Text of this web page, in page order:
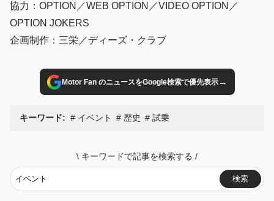
協力：OPTION／WEB OPTION／VIDEO OPTION／
OPTION JOKERS
企画制作：三栄／ディーズ・クラブ
Motor Fan のニュースをGoogle検索で優先表示→
キーワード: イベント 歴史 試乗
\ キーワードで記事を検索する /
検索